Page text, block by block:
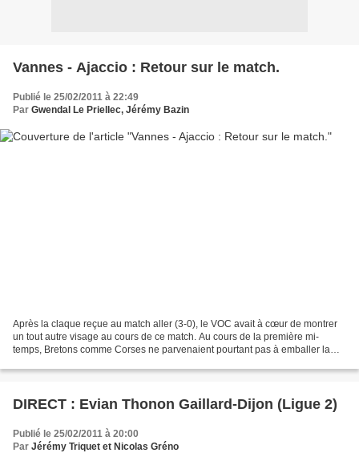
Vannes - Ajaccio : Retour sur le match.
Publié le 25/02/2011 à 22:49
Par Gwendal Le Priellec, Jérémy Bazin
Après la claque reçue au match aller (3-0), le VOC avait à cœur de montrer
un tout autre visage au cours de ce match. Au cours de la première mi-
temps, Bretons comme Corses ne parvenaient pourtant pas à emballer la
DIRECT : Evian Thonon Gaillard-Dijon (Ligue 2)
Publié le 25/02/2011 à 20:00
Par Jérémy Triquet et Nicolas Gréno